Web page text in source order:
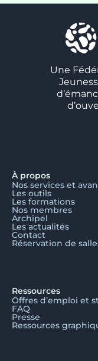
Une
À propos
Nos services et
Les outils
Les formations
Nos membres
Archipel
Les actualités
Contact
Réservation de
Ressources
Offres d’emploi et
FAQ
Presse
Ressources